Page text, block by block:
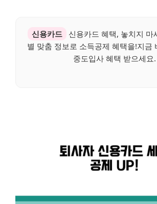
신용카드
신용카드 혜택, 놓치지 마
별 맞춤 정보로 소득공제 혜택을!지금
중도입사 혜택 받으세요.